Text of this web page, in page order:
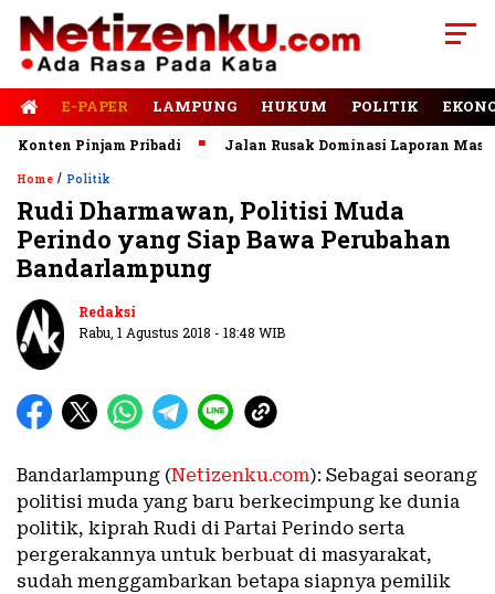
E-PAPER LAMPUNG HUKUM POLITIK
Pinjam Pribadi Jalan Rusak Dominasi Laporan Masuk ke
Home / Politik
Rudi Dharmawan, Politisi Muda
Perindo yang Siap Bawa Perubahan
Bandarlampung
Redaksi
Rabu, 1 Agustus 2018 - 18:48 WIB
Bandarlampung (Netizenku.com): Sebagai seorang
politisi muda yang baru berkecimpung ke dunia
politik, kiprah Rudi di Partai Perindo serta
pergerakannya untuk berbuat di masyarakat,
sudah menggambarkan betapa siapnya pemilik